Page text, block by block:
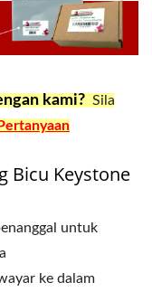
kami? Sila
Bicu Keystone
untuk
ke dalam